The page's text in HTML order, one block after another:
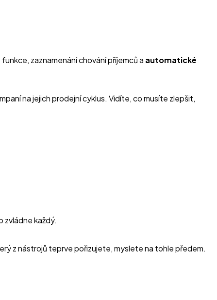
zaznamenání chování příjemců a automatické
na jejich prodejní cyklus. Vidíte, co musíte zlepšit,
zvládne každý.
z nástrojů teprve pořizujete, myslete na tohle předem.